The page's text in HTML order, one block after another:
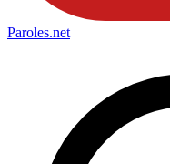
Paroles.net